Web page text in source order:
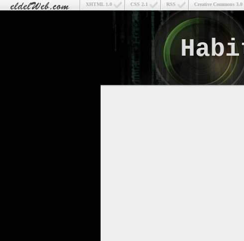
Creative Commons 3.0
RSS
CSS 2.1
XHTML 1.0